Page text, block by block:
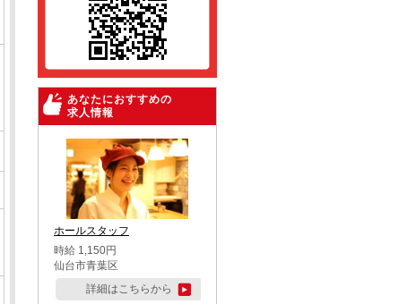
あなたにおすすめの
求人情報
ホールスタッフ
時給 1,150円
仙台市青葉区
詳細はこちらから